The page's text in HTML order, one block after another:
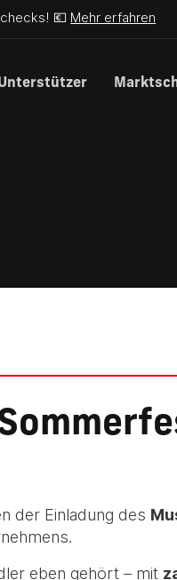
💶 Mehr erfahren
der Einladung des
eben gehört – mit